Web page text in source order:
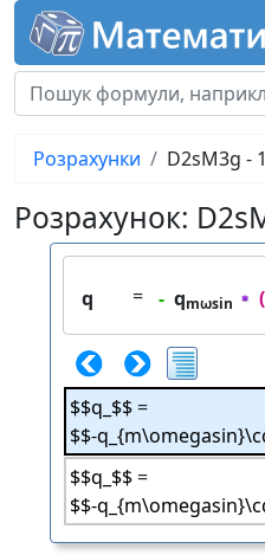
Розрахунки D2sM3g - 1
Розрахунок:
q = - qmωsin (
$$q_$$=
$$-
$$q_$$=
$$-